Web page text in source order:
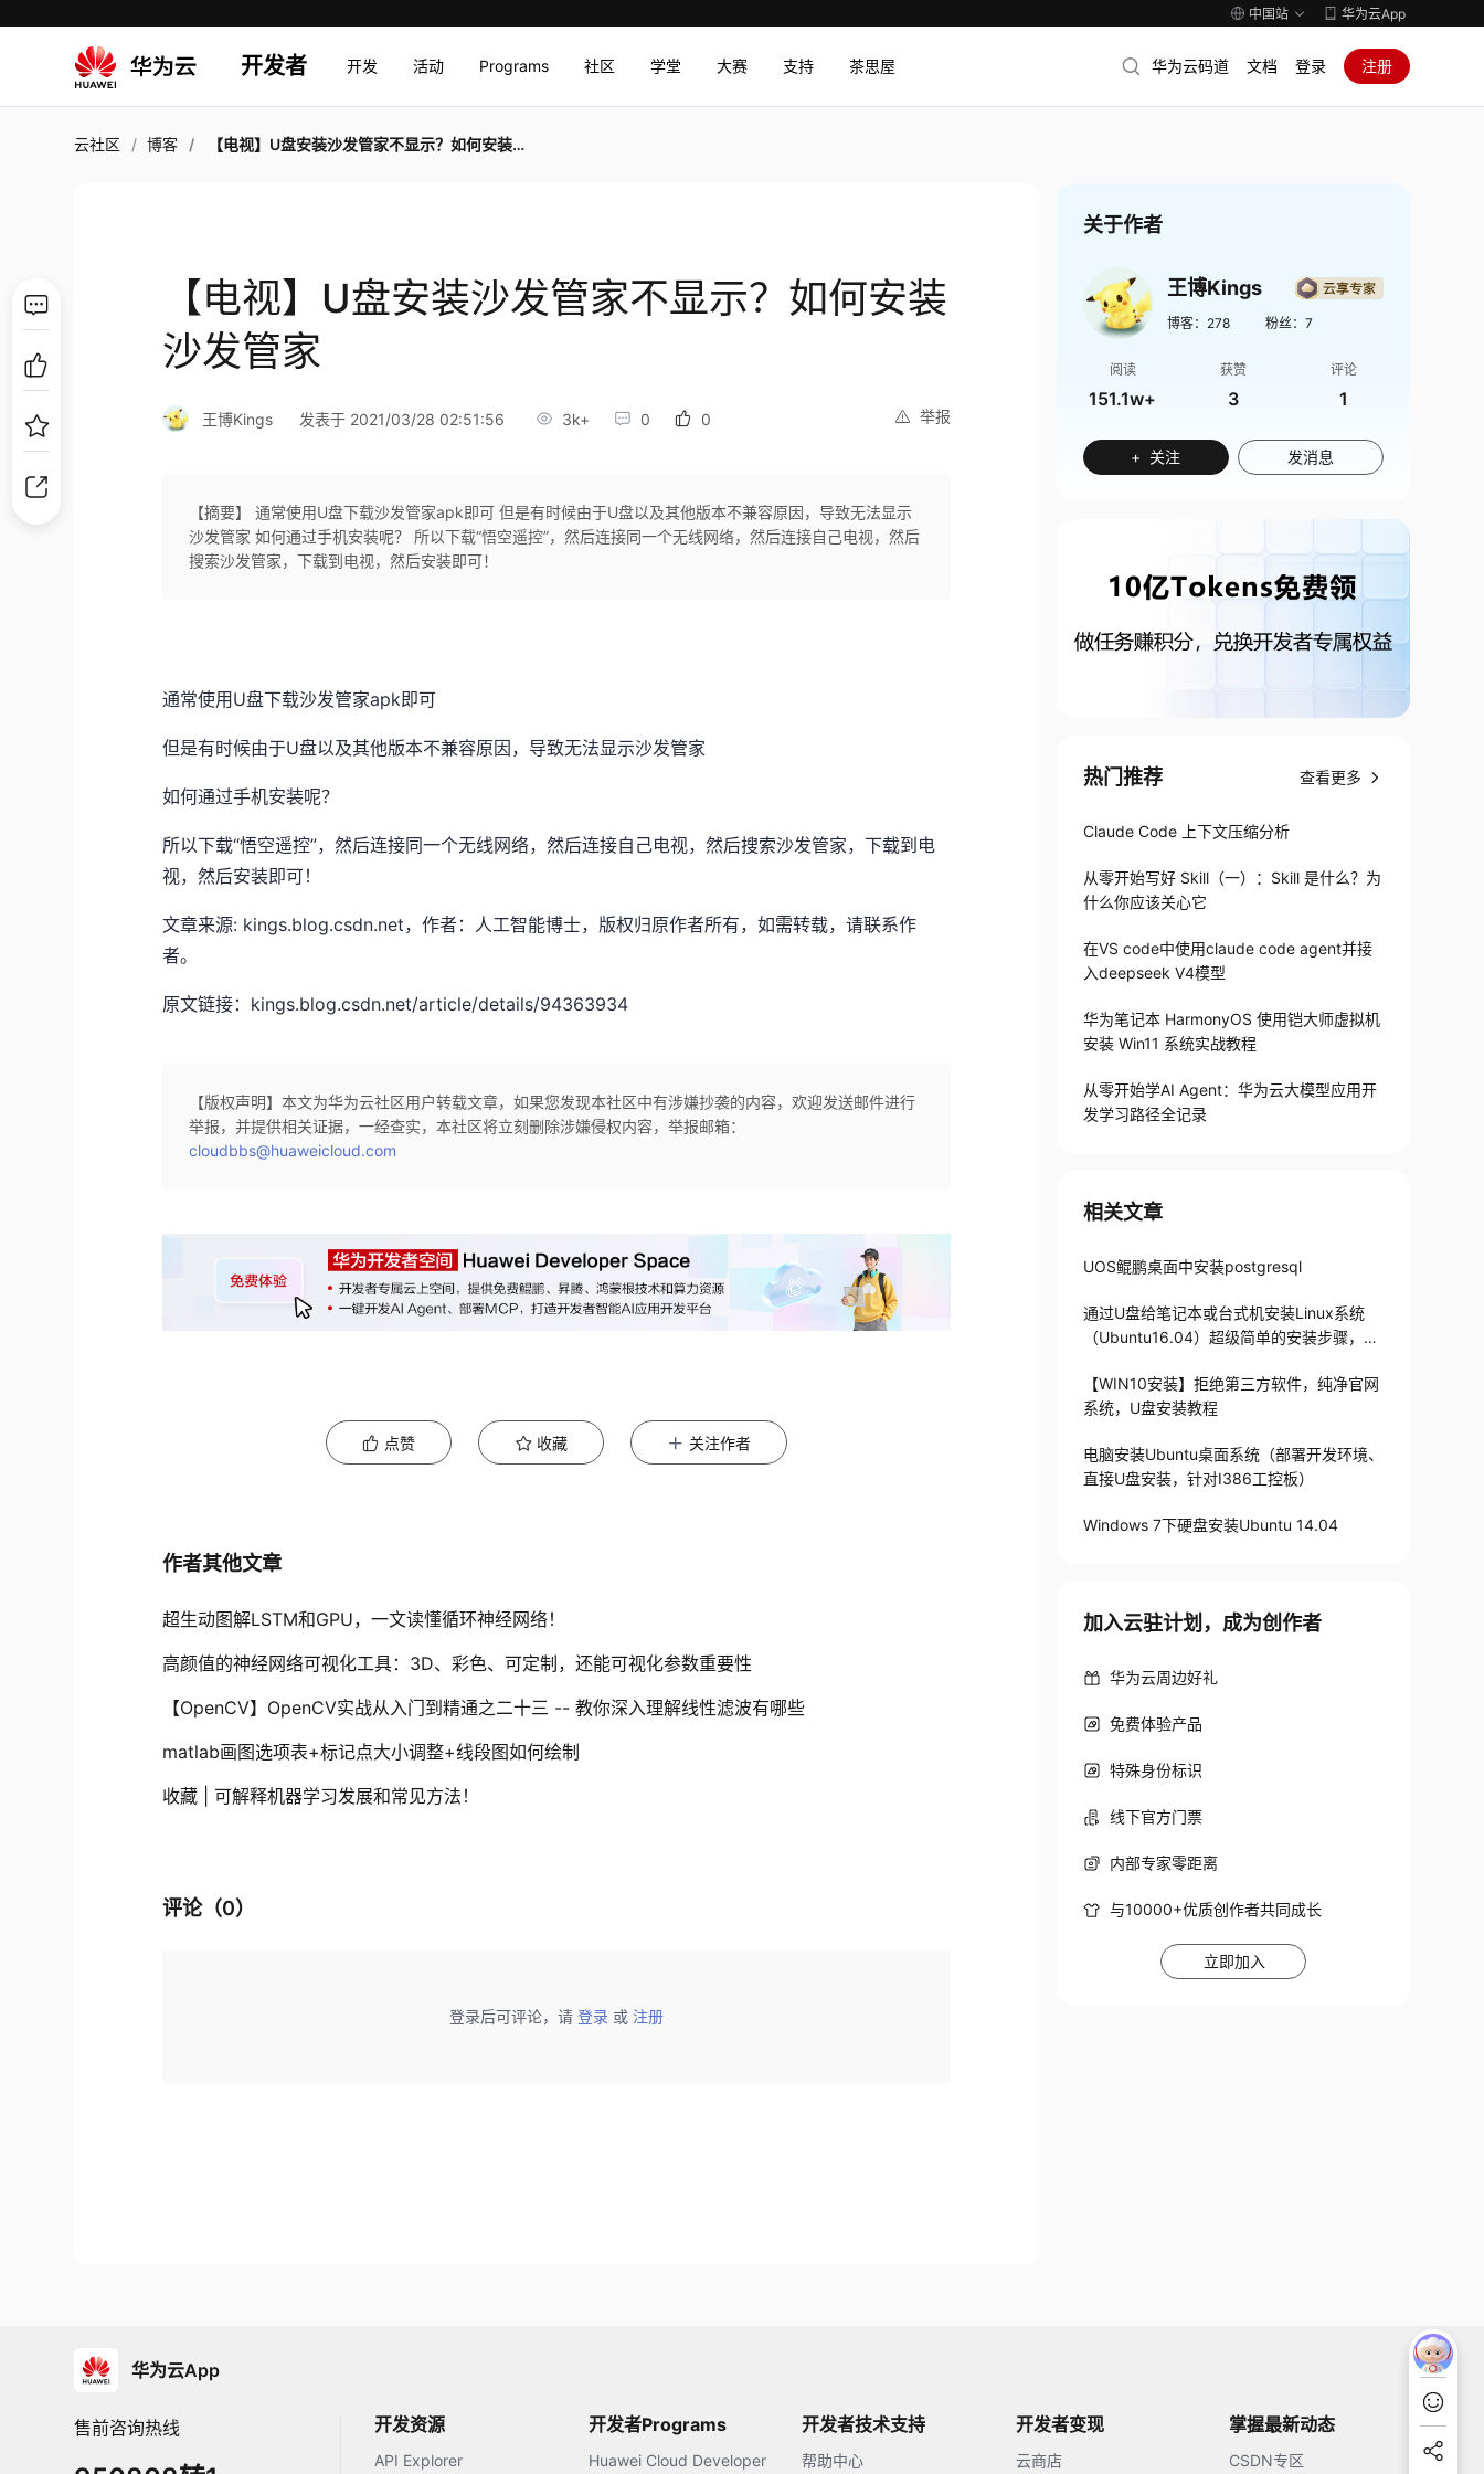
中国站 华为云App
开发者 开发 活动 Programs 社区 学堂 大赛 支持 茶思屋 华为云码道 文档 登录 注册
云社区 博客 【电视】U盘安装沙发管家不显示？如何安装沙发管家
【电视】U盘安装沙发管家不显示？如何安装
沙发管家
举报
王博Kings 发表于 2021/03/28 02:51:56 3k+ 0 0
【摘要】 通常使用U盘下载沙发管家apk即可 但是有时候由于U盘以及其他版本不兼容原因，导致无法显示
沙发管家 如何通过手机安装呢？ 所以下载“悟空遥控”，然后连接同一个无线网络，然后连接自己电视，然后
搜索沙发管家，下载到电视，然后安装即可！
通常使用U盘下载沙发管家apk即可
但是有时候由于U盘以及其他版本不兼容原因，导致无法显示沙发管家
如何通过手机安装呢？
所以下载“悟空遥控”，然后连接同一个无线网络，然后连接自己电视，然后搜索沙发管家，下载到电
视，然后安装即可！
文章来源: kings.blog.csdn.net，作者：人工智能博士，版权归原作者所有，如需转载，请联系作
者。
原文链接：kings.blog.csdn.net/article/details/94363934
【版权声明】本文为华为云社区用户转载文章，如果您发现本社区中有涉嫌抄袭的内容，欢迎发送邮件进行
举报，并提供相关证据，一经查实，本社区将立刻删除涉嫌侵权内容，举报邮箱：
cloudbbs@huaweicloud.com
点赞 收藏 关注作者
作者其他文章
超生动图解LSTM和GPU，一文读懂循环神经网络！
高颜值的神经网络可视化工具：3D、彩色、可定制，还能可视化参数重要性
【OpenCV】OpenCV实战从入门到精通之二十三 -- 教你深入理解线性滤波有哪些
matlab画图选项表+标记点大小调整+线段图如何绘制
收藏 | 可解释机器学习发展和常见方法！
评论（0）
登录后可评论，请 登录 或 注册
关于作者
王博Kings
博客： 278 粉丝： 7
阅读
151.1w+
获赞
3
评论
1
+ 关注 发消息
热门推荐 查看更多
Claude Code 上下文压缩分析
从零开始写好 Skill（一）：Skill 是什么？为
什么你应该关心它
在VS code中使用claude code agent并接
入deepseek V4模型
华为笔记本 HarmonyOS 使用铠大师虚拟机
安装 Win11 系统实战教程
从零开始学AI Agent：华为云大模型应用开
发学习路径全记录
相关文章
UOS鲲鹏桌面中安装postgresql
通过U盘给笔记本或台式机安装Linux系统
（Ubuntu16.04）超级简单的安装步骤，十
【WIN10安装】拒绝第三方软件，纯净官网
系统，U盘安装教程
电脑安装Ubuntu桌面系统（部署开发环境、
直接U盘安装，针对I386工控板）
Windows 7下硬盘安装Ubuntu 14.04
加入云驻计划，成为创作者
华为云周边好礼
免费体验产品
特殊身份标识
线下官方门票
内部专家零距离
与10000+优质创作者共同成长
立即加入
华为云App
售前咨询热线 开发资源
API Explorer
开发者Programs
Huawei Cloud Developer
开发者技术支持
帮助中心
开发者变现
云商店
掌握最新动态
CSDN专区